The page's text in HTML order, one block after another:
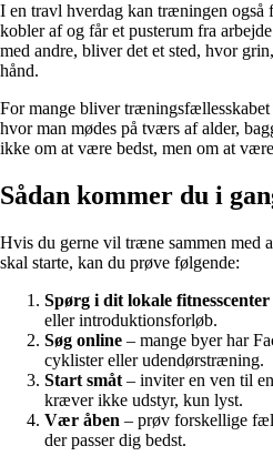
I en travl hverdag kan træningen også
kobler af og får et pusterum fra
med andre, bliver det et sted, hvor
hånd.
For mange bliver
hvor man mødes på tværs af alder,
ikke om at være bedst, men om at
Sådan kommer du i
Hvis du gerne vil træne sammen med
skal starte, kan du prøve følgende:
Spørg i dit lokale fitnesscenter
eller introduktionsforløb.
Søg online – mange byer har
cyklister eller udendørstræning.
Start småt – inviter en ven til
kræver ikke udstyr, kun lyst.
Vær åben – prøv forskellige
der passer dig bedst.